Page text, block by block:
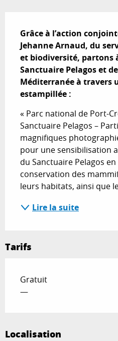
Grâce à l’action
Jehanne Arnaud, du
et biodiversité, partons
Sanctuaire Pelagos et
Méditerranée à travers
estampillée :
« Parc national de Port-
Sanctuaire Pelagos –
magnifiques
pour une sensibilisation
du Sanctuaire Pelagos
conservation des
leurs habitats, ainsi que
Lire la suite
Tarifs
Gratuit
—
Localisation